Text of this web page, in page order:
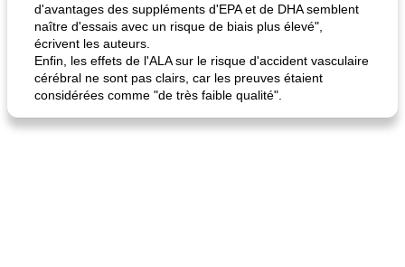
d'avantages des suppléments d'EPA et de DHA semblent
naître d'essais avec un risque de biais plus élevé",
écrivent les auteurs.
Enfin, les effets de l'ALA sur le risque d'accident vasculaire
cérébral ne sont pas clairs, car les preuves étaient
considérées comme "de très faible qualité".